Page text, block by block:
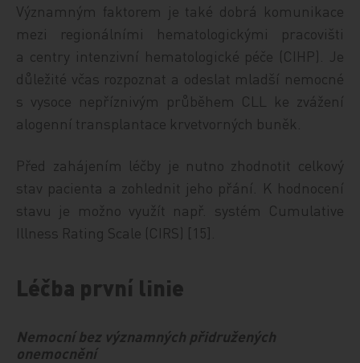
Významným faktorem je také dobrá komunikace
mezi regionálními hematologickými pracovišti
a centry intenzivní hematologické péče (CIHP). Je
důležité včas rozpoznat a odeslat mladší nemocné
s vysoce nepříznivým průběhem CLL ke zvážení
alogenní transplantace krvetvorných buněk.
Před zahájením léčby je nutno zhodnotit celkový
stav pacienta a zohlednit jeho přání. K hodnocení
stavu je možno využít např. systém Cumulative
Illness Rating Scale (CIRS) [15].
Léčba první linie
Nemocní bez významných přidružených
onemocnění